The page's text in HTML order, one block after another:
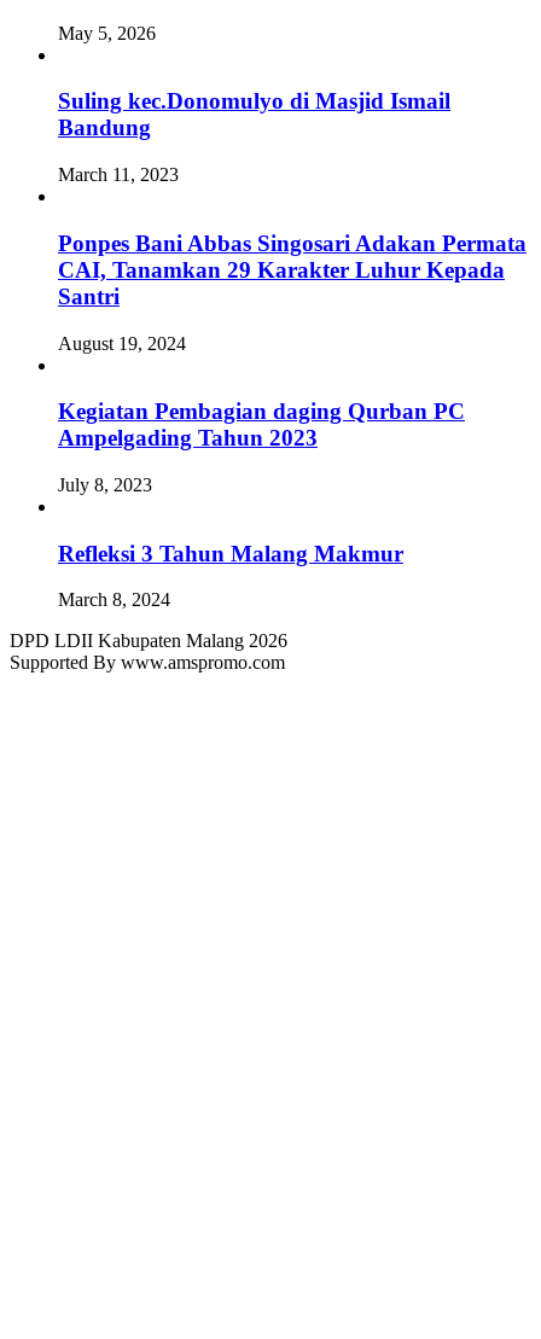
May 5, 2026
Suling kec.Donomulyo di Masjid Ismail
Bandung
March 11, 2023
Ponpes Bani Abbas Singosari Adakan Permata
CAI, Tanamkan 29 Karakter Luhur Kepada
Santri
August 19, 2024
Kegiatan Pembagian daging Qurban PC
Ampelgading Tahun 2023
July 8, 2023
Refleksi 3 Tahun Malang Makmur
March 8, 2024
DPD LDII Kabupaten Malang 2026
Supported By www.amspromo.com